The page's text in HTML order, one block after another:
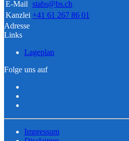
E-Mail stabs@bs.ch
Kanzlei +41 61 267 86 01
Adresse
Links
Lageplan
Folge uns auf
Impressum